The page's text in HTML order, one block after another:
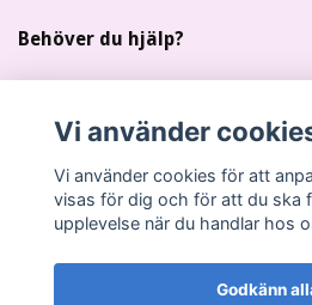
Behöver du hjälp?
Sociala medier
Vi använder
Vi använder cookies för att
visas för dig och för att du ska
upplevelse när du handlar hos
Godkänn